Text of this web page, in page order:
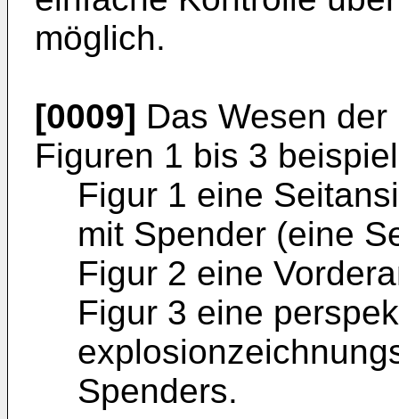
möglich.
[0009] Das Wesen
Figuren 1 bis 3
Figur 1 eine
mit Spender (eine
Figur 2 eine
Figur 3 eine
Spenders.